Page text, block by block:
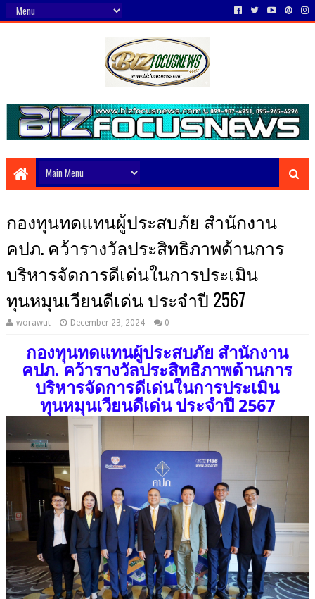
กองทุนทดแทนผู้ประสบภัย สำนักงาน
คปภ. คว้ารางวัลประสิทธิภาพด้านการ
บริหารจัดการดีเด่นในการประเมิน
ทุนหมุนเวียนดีเด่น ประจำปี 2567
worawut December 23, 2024 0
กองทุนทดแทนผู้ประสบภัย สำนักงาน
คปภ. คว้ารางวัลประสิทธิภาพด้านการ
บริหารจัดการดีเด่นในการประเมิน
ทุนหมุนเวียนดีเด่น ประจำปี 2567